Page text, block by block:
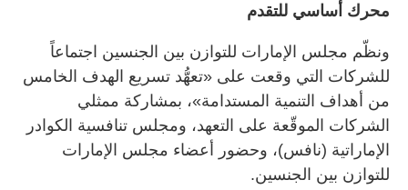
محرك أساسي للتقدم
ونظّم مجلس الإمارات للتوازن بين الجنسين اجتماعاً
للشركات التي وقعت على «تعهُّد تسريع الهدف الخامس
من أهداف التنمية المستدامة»، بمشاركة ممثلي
الشركات الموقّعة على التعهد، ومجلس تنافسية الكوادر
الإماراتية (نافس)، وحضور أعضاء مجلس الإمارات
للتوازن بين الجنسين.